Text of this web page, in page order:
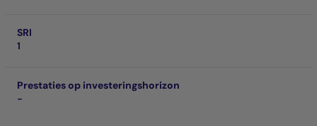
SRI
1
Prestaties op investeringshorizon
-